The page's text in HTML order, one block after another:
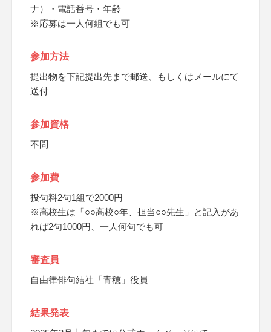
ナ）・電話番号・年齢
※応募は一人何組でも可
参加方法
提出物を下記提出先まで郵送、もしくはメールにて
送付
参加資格
不問
参加費
投句料2句1組で2000円
※高校生は「○○高校○年、担当○○先生」と記入があ
れば2句1000円、一人何句でも可
審査員
自由律俳句結社「青穂」役員
結果発表